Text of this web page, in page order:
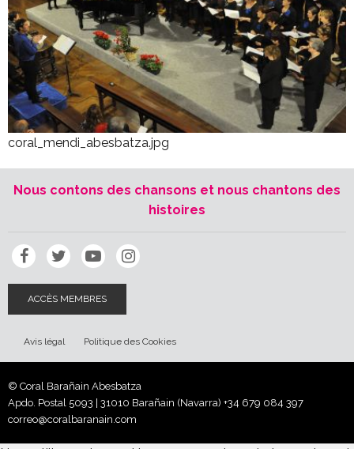
coral_mendi_abesbatza.jpg
Nous contons des chansons et nous chantons des
histoires
ACCÈS MEMBRES
Avis légal Politique des Cookies
© Coral Barañain Abesbatza
Apdo. Postal 5093 | 31010 Barañain (Navarra) +34 679 084 397
correo@coralbaranain.com